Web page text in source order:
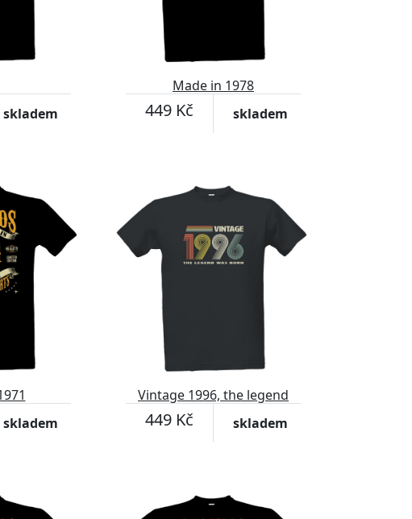
skladem
Made in 1978
449 Kč skladem
skladem
Vintage 1996, the legend
was born
449 Kč skladem